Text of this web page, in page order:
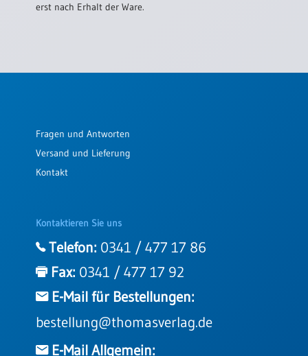
erst nach Erhalt der Ware.
Fragen und Antworten
Versand und Lieferung
Kontakt
Kontaktieren Sie uns
Telefon: 0341 / 477 17 86
Fax: 0341 / 477 17 92
E-Mail für Bestellungen:
bestellung@thomasverlag.de
E-Mail Allgemein: